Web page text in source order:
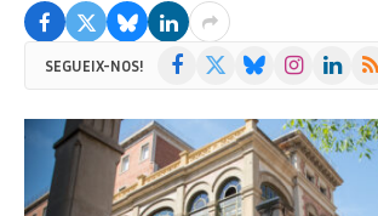
SEGUEIX-NOS! Facebook BlueskyInstagramLinkedIn
RSS